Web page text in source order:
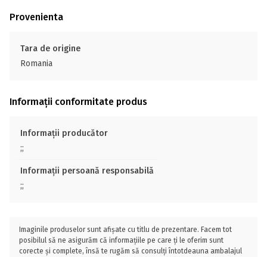
Provenienta
Tara de origine
Romania
Informații conformitate produs
Informații producător
;;
Informații persoană responsabilă
;;
Imaginile produselor sunt afișate cu titlu de prezentare. Facem tot
posibilul să ne asigurăm că informațiile pe care ți le oferim sunt
corecte și complete, însă te rugăm să consulți întotdeauna ambalajul